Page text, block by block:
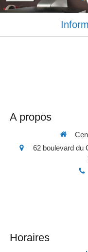
A propos
62 boulevard du
Horaires